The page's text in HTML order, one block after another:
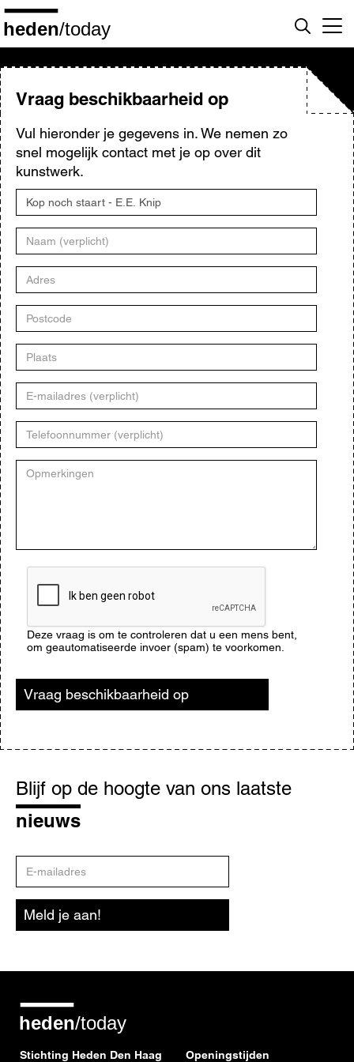
Overslaan
en
naar
inhoud
gaanVraag beschikbaarheid op
Vul hieronder je gegevens in. We nemen zo
snel mogelijk contact met je op over dit
kunstwerk.
Titel
kunstwerk
Naam
Adres
Postcode
Plaats
E-
mailadres
Telefoonnummer
Opmerkingen
Deze vraag is om te controleren dat u een mens bent,
om geautomatiseerde invoer (spam) te voorkomen.
Vraag beschikbaarheid op
op
de
hoogte
Blijf op de hoogte van ons laatste
nieuws
mailadres
Meld je aan!
Stichting Heden Den Haag Openingstijden